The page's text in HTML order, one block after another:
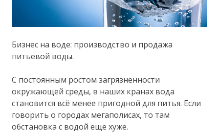
Бизнес на воде: производство и продажа
питьевой воды.
С постоянным ростом загрязнённости
окружающей среды, в наших кранах вода
становится всё менее пригодной для питья. Если
говорить о городах мегаполисах, то там
обстановка с водой ещё хуже.